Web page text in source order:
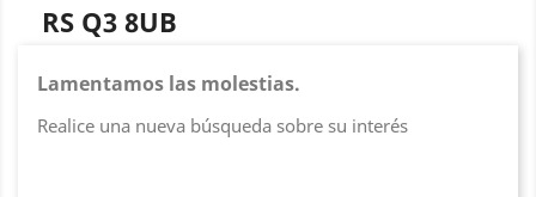
RS Q3 8UB
Lamentamos las molestias.
Realice una nueva búsqueda sobre su interés